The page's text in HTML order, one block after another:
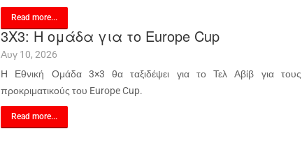
Read more...
3Χ3: Η ομάδα για το Europe Cup
Αυγ 10, 2026
Η Εθνική Ομάδα 3×3 θα ταξιδέψει για το Τελ Αβίβ για τους
προκριματικούς του Europe Cup.
Read more...